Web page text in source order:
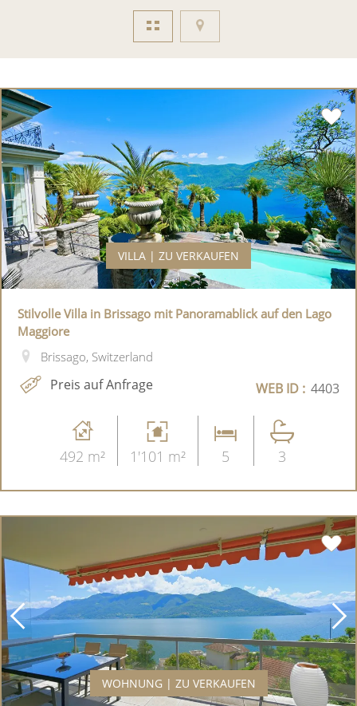
VILLA | ZU VERKAUFEN
Stilvolle Villa in Brissago mit Panoramablick auf den Lago
Maggiore
Brissago, Switzerland
Preis auf Anfrage WEB ID : 4403
492 m² 1'101 m² 5 3
WOHNUNG | ZU VERKAUFEN